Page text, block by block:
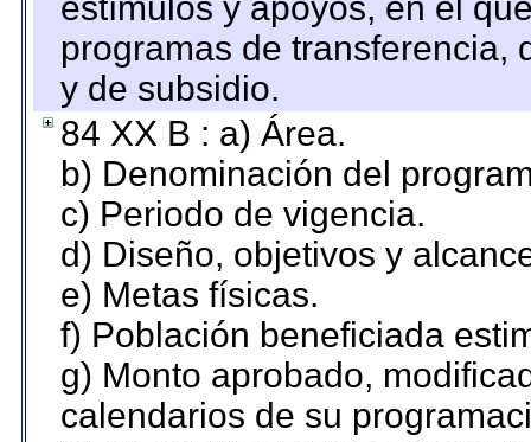
programas de transferencia,
y de subsidio.
84 XX B : a) Área.
b) Denominación del
c) Periodo de vigencia.
d) Diseño, objetivos y
e) Metas físicas.
f) Población beneficiada
g) Monto aprobado,
calendarios de su